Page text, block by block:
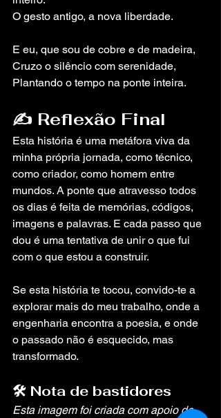
O gesto antigo, a nova liberdade.
E eu, que sou de cobre e de madeira,
Cruzo o silêncio com serenidade,
Plantando o tempo na ponte inteira.
✍️ Reflexão Final
Esta história é uma metáfora viva da
minha própria jornada, como técnico,
como criador, como homem entre
mundos. A ponte que atravesso todos
os dias é feita de memórias, códigos,
imagens e palavras. E cada passo que
dou é uma tentativa de unir o que fui
com o que estou a construir.
Se esta história te tocou, convido-te a
explorar mais do meu trabalho, onde a
engenharia encontra a poesia, e onde
o passado não é esquecido, mas
transformado.
🛠️ Nota de bastidores
Esta imagem foi criada com apoio de